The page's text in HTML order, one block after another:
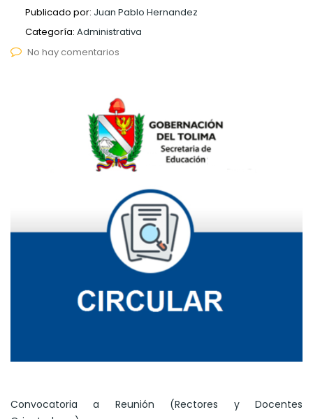
Publicado por: Juan Pablo Hernandez
Categoría: Administrativa
No hay comentarios
Convocatoria a Reunión (Rectores y Docentes